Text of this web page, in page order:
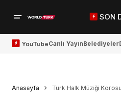
SON
YouTubeCanlı YayınBelediyeler
Anasayfa Türk Halk Müziği Korosu